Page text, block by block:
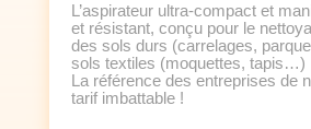
L’aspirateur ultra-compact et
et résistant, conçu pour le
des sols durs (carrelages,
sols textiles (moquettes, tapis…)
La référence des entreprises de
tarif imbattable !